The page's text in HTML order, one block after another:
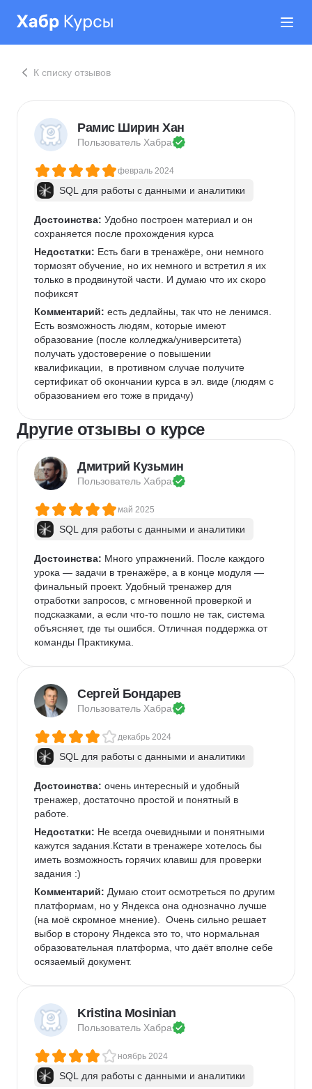
К списку отзывов
Рамис Ширин Хан
Пользователь Хабра
февраль 2024
SQL для работы с данными и аналитики
Достоинства: Удобно построен материал и он
сохраняется после прохождения курса
Недостатки: Есть баги в тренажёре, они немного
тормозят обучение, но их немного и встретил я их
только в продвинутой части. И думаю что их скоро
пофиксят
Комментарий: есть дедлайны, так что не ленимся.
Есть возможность людям, которые имеют
образование (после колледжа/университета)
получать удостоверение о повышении
квалификации,  в противном случае получите
сертификат об окончании курса в эл. виде (людям с
образованием его тоже в придачу)
Другие отзывы о курсе
Дмитрий Кузьмин
Пользователь Хабра
май 2025
SQL для работы с данными и аналитики
Достоинства: Много упражнений. После каждого
урока — задачи в тренажёре, а в конце модуля —
финальный проект. Удобный тренажер для
отработки запросов, с мгновенной проверкой и
подсказками, а если что-то пошло не так, система
объясняет, где ты ошибся. Отличная поддержка от
команды Практикума.
Сергей Бондарев
Пользователь Хабра
декабрь 2024
SQL для работы с данными и аналитики
Достоинства: очень интересный и удобный
тренажер, достаточно простой и понятный в
работе.
Недостатки: Не всегда очевидными и понятными
кажутся задания.Кстати в тренажере хотелось бы
иметь возможность горячих клавиш для проверки
задания :)
Комментарий: Думаю стоит осмотреться по другим
платформам, но у Яндекса она однозначно лучше
(на моё скромное мнение).  Очень сильно решает
выбор в сторону Яндекса это то, что нормальная
образовательная платформа, что даёт вполне себе
осязаемый документ.
Kristina Mosinian
Пользователь Хабра
ноябрь 2024
SQL для работы с данными и аналитики